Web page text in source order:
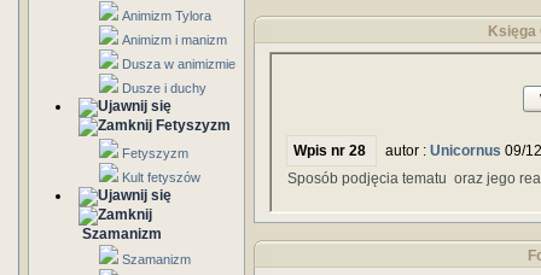
Animizm Tylora
Animizm i manizm
Dusza w animizmie
Dusze i duchy
Fetyszyzm
Fetyszyzm
Kult fetyszów
Szamanizm
Szamanizm
Księga
Wpis nr 28 autor : Unicornus 09/
Sposób podjęcia tematu oraz jego